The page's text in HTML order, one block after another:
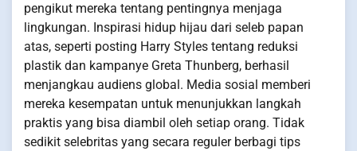
pengikut mereka tentang pentingnya menjaga
lingkungan. Inspirasi hidup hijau dari seleb papan
atas, seperti posting Harry Styles tentang reduksi
plastik dan kampanye Greta Thunberg, berhasil
menjangkau audiens global. Media sosial memberi
mereka kesempatan untuk menunjukkan langkah
praktis yang bisa diambil oleh setiap orang. Tidak
sedikit selebritas yang secara reguler berbagi tips